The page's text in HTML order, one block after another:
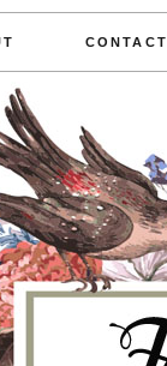
CONTACT